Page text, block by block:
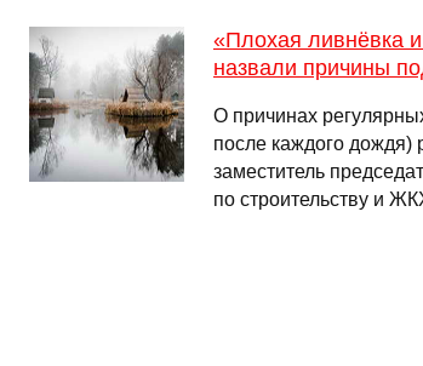
«Плохая ливнёвка
назвали причины
О причинах
после каждого дождя)
заместитель
по строительству и